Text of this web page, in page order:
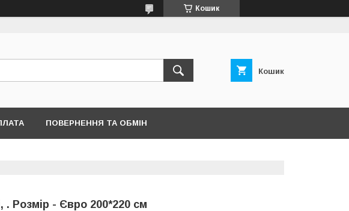
Кошик
Кошик
ПОВЕРНЕННЯ ТА ОБМІН
. Розмір - Євро 200*220 см